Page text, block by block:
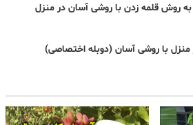
روش قلمه زدن با روشی آسان در منزل
با روشی آسان (دوبله اختصاصی)